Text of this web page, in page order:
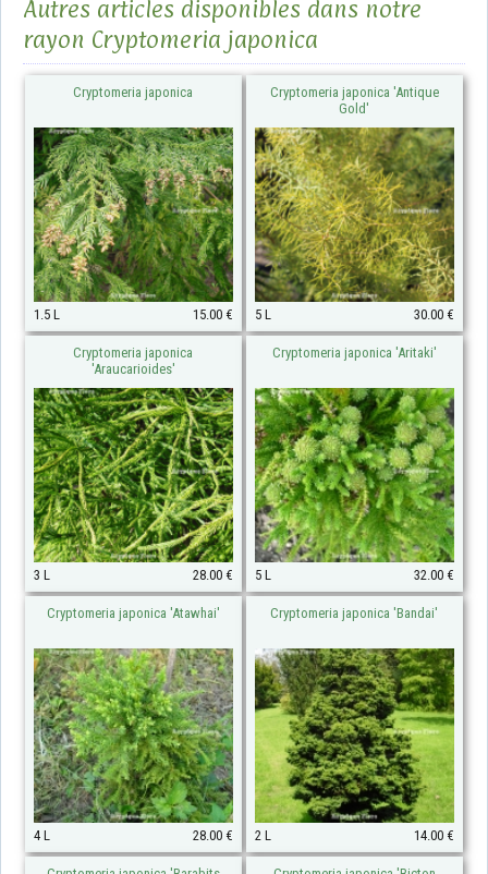
Autres articles disponibles dans notre
rayon Cryptomeria japonica
Cryptomeria japonica
1.5 L 15.00 €
Cryptomeria japonica 'Antique
Gold'
5 L 30.00 €
Cryptomeria japonica
'Araucarioides'
3 L 28.00 €
Cryptomeria japonica 'Aritaki'
5 L 32.00 €
Cryptomeria japonica 'Atawhai'
4 L 28.00 €
Cryptomeria japonica 'Bandai'
2 L 14.00 €